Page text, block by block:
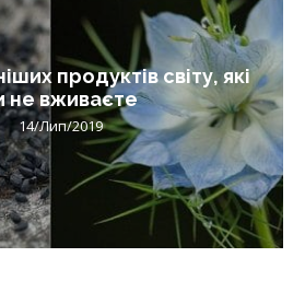
продуктів світу, які
не вживаєте
14/Лип/2019